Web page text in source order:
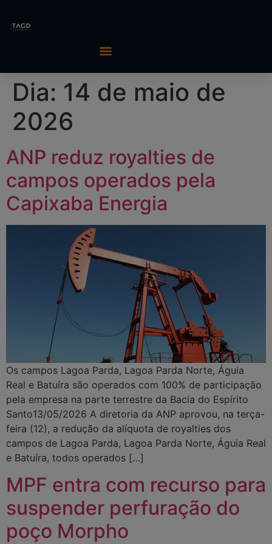
Dia: 14 de maio de
2026
ANP reduz royalties de
campos operados pela
Capixaba Energia
Os campos Lagoa Parda, Lagoa Parda Norte, Águia
Real e Batuíra são operados com 100% de participação
pela empresa na parte terrestre da Bacia do Espírito
Santo13/05/2026 A diretoria da ANP aprovou, na terça-
feira (12), a redução da alíquota de royalties dos
campos de Lagoa Parda, Lagoa Parda Norte, Águia Real
e Batuíra, todos operados […]
MPF entra com recurso para
suspender perfuração do
poço Morpho